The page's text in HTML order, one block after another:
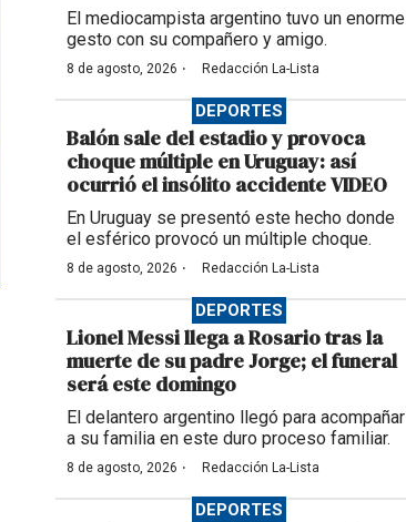
El mediocampista argentino tuvo un enorme
gesto con su compañero y amigo.
8 de agosto, 2026 · Redacción La-Lista
DEPORTES
Balón sale del estadio y provoca
choque múltiple en Uruguay: así
ocurrió el insólito accidente VIDEO
En Uruguay se presentó este hecho donde
el esférico provocó un múltiple choque.
8 de agosto, 2026 · Redacción La-Lista
DEPORTES
Lionel Messi llega a Rosario tras la
muerte de su padre Jorge; el funeral
será este domingo
El delantero argentino llegó para acompañar
a su familia en este duro proceso familiar.
8 de agosto, 2026 · Redacción La-Lista
DEPORTES